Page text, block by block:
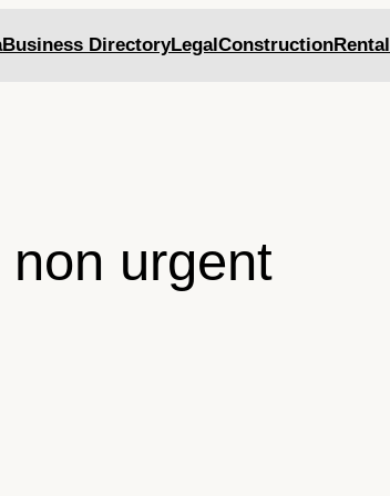
Business DirectoryLegalConstructionRental
urgent